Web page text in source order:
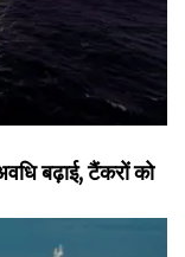
बढ़ाई, टैंकरों को